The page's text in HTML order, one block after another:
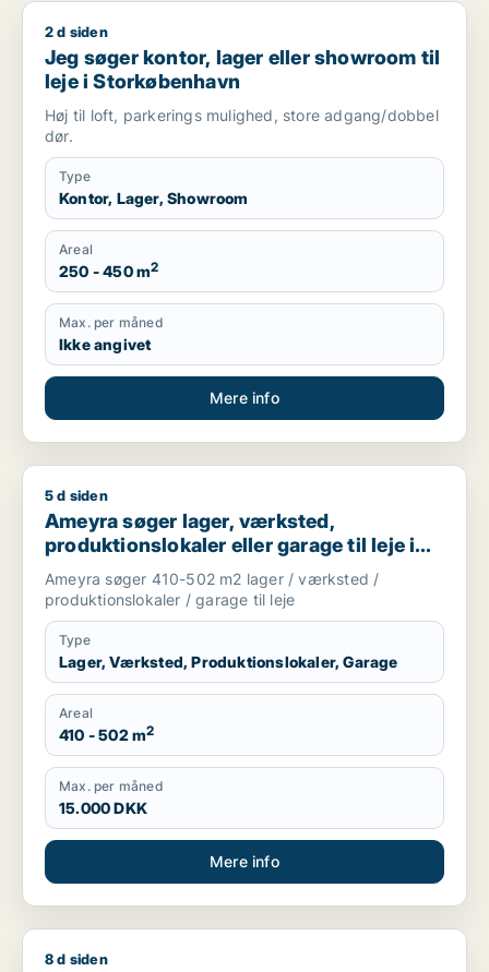
Jeg søger kontor, lager eller showroom til leje i
2 d siden
Jeg søger kontor, lager eller showroom til
leje i Storkøbenhavn
Høj til loft, parkerings mulighed, store adgang/dobbel
dør.
Type
Kontor, Lager, Showroom
Areal
250 - 450 m2
Max. per måned
Ikke angivet
Mere info
Ameyra søger lager, værksted, produktionslokaler eller
5 d siden
Ameyra søger lager, værksted,
produktionslokaler eller garage til leje i
Holte, Vedbæk eller Hørsholm m.fl.
Ameyra søger 410-502 m2 lager / værksted /
produktionslokaler / garage til leje
Type
Lager, Værksted, Produktionslokaler, Garage
Areal
410 - 502 m2
Max. per måned
15.000 DKK
Mere info
Otto søger lager eller garage til leje i Storkøbenhavn,
8 d siden